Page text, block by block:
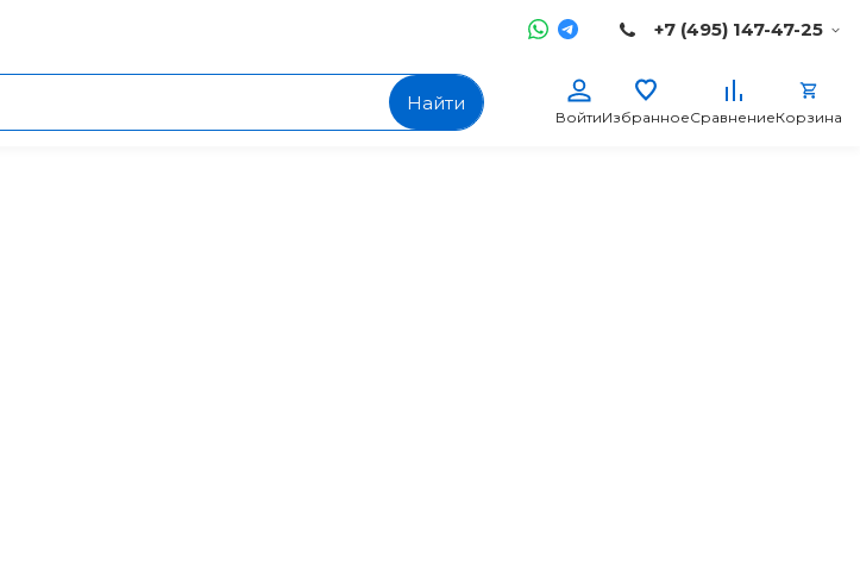
+7 (495) 147-47-25
Найти
ВойтиИзбранноеСравнениеКорзина